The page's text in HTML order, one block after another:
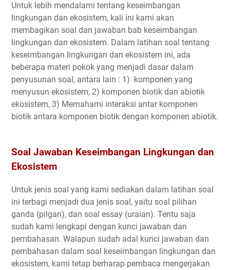
Untuk lebih mendalami tentang keseimbangan
lingkungan dan ekosistem, kali ini kami akan
membagikan soal dan jawaban bab keseimbangan
lingkungan dan ekosistem. Dalam latihan soal tentang
keseimbangan lingkungan dan ekosistem ini, ada
beberapa materi pokok yang menjadi dasar dalam
penyusunan soal, antara lain : 1) komponen yang
menyusun ekosistem, 2) komponen biotik dan abiotik
ekosistem, 3) Memahami interaksi antar komponen
biotik antara komponen biotik dengan komponen abiotik.
Soal Jawaban Keseimbangan Lingkungan dan
Ekosistem
Untuk jenis soal yang kami sediakan dalam latihan soal
ini terbagi menjadi dua jenis soal, yaitu soal pilihan
ganda (pilgan), dan soal essay (uraian). Tentu saja
sudah kami lengkapi dengan kunci jawaban dan
pembahasan. Walapun sudah adal kunci jawaban dan
pembahasan dalam soal keseimbangan lingkungan dan
ekosistem, kami tetap berharap pembaca mengerjakan